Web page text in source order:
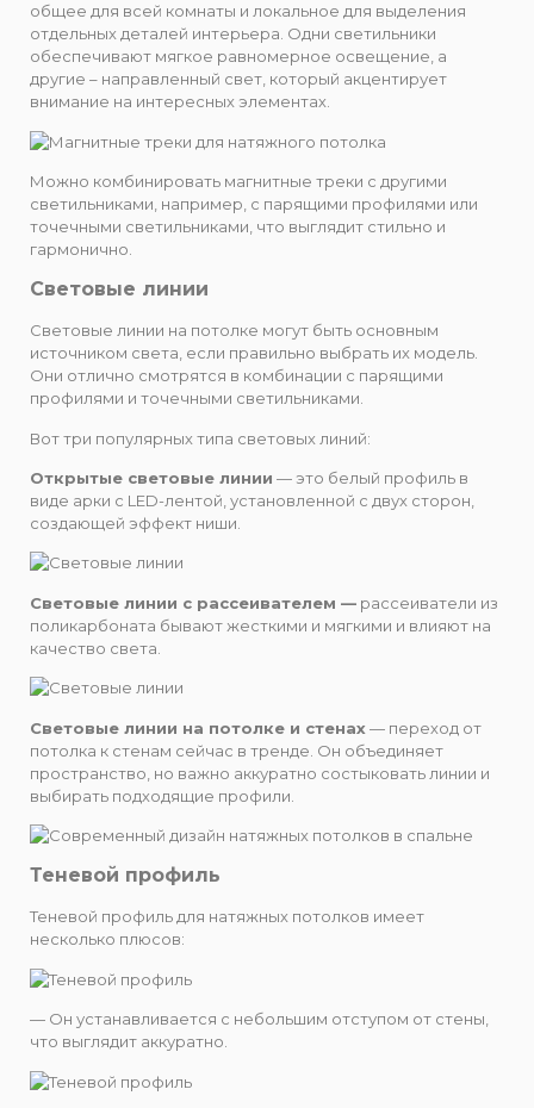
общее для всей комнаты и локальное для выделения
отдельных деталей интерьера. Одни светильники
обеспечивают мягкое равномерное освещение, а
другие – направленный свет, который акцентирует
внимание на интересных элементах.
Можно комбинировать магнитные треки с другими
светильниками, например, с парящими профилями или
точечными светильниками, что выглядит стильно и
гармонично.
Световые линии
Световые линии на потолке могут быть основным
источником света, если правильно выбрать их модель.
Они отлично смотрятся в комбинации с парящими
профилями и точечными светильниками.
Вот три популярных типа световых линий:
Открытые световые линии — это белый профиль в
виде арки с LED-лентой, установленной с двух сторон,
создающей эффект ниши.
Световые линии с рассеивателем — рассеиватели из
поликарбоната бывают жесткими и мягкими и влияют на
качество света.
Световые линии на потолке и стенах — переход от
потолка к стенам сейчас в тренде. Он объединяет
пространство, но важно аккуратно состыковать линии и
выбирать подходящие профили.
Теневой профиль
Теневой профиль для натяжных потолков имеет
несколько плюсов:
— Он устанавливается с небольшим отступом от стены,
что выглядит аккуратно.